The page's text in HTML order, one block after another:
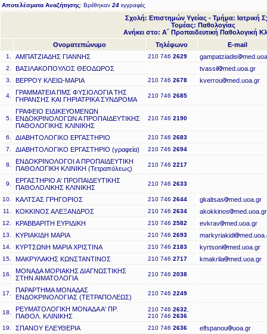
Αποτελέσματα Αναζήτησης: Βρέθηκαν 24 εγγραφές
Σχολή: Επιστημών Υγείας - Τμήμα: Ιατρική
Τομέας: Παθολογίας
Ανήκει στο: Α´ Προπαιδευτική Παθολογική
Ονοματεπώνυμο
Τηλέφωνο E-mail
1. ΑΜΠΑΤΖΙΑΔΗΣ ΓΙΑΝΝΗΣ 210 746 2629 gampatziadis
2. ΒΑΣΙΛΑΚΟΠΟΥΛΟΣ ΘΕΟΔΩΡΟΣ tvassil med.uoa.gr
3. ΒΕΡΡΟΥ ΚΛΕΙΩ-ΜΑΡΙΑ 210 746 2678 kverrou med.uoa.gr
4.
ΓΡΑΜΜΑΤΕΙΑ ΠΜΣ ΦΥΣΙΟΛΟΓΙΑ ΤΗΣ
ΓΗΡΑΝΣΗΣ ΚΑΙ ΓΗΡΙΑΤΡΙΚΑ ΣΥΝΔΡΟΜΑ
210 746 2685
5.
ΓΡΑΦΕΙΟ ΕΙΔΙΚΕΥΟΜΕΝΩΝ
ΕΝΔΟΚΡΙΝΟΛΟΓΩΝ Α ΠΡΟΠΑΙΔΕΥΤΙΚΗΣ
ΠΑΘΟΛΟΓΙΚΗΣ ΚΛΙΝΙΚΗΣ
210 746 2190
6. ΔΙΑΒΗΤΟΛΟΓΙΚΟ ΕΡΓΑΣΤΗΡΙΟ 210 746 2683
7.
ΔΙΑΒΗΤΟΛΟΓΙΚΟ ΕΡΓΑΣΤΗΡΙΟ (γραφεία) 210 746 2694
8.
ΕΝΔΟΚΡΙΝΟΛΟΓΟΙ Α ΠΡΟΠΑΙΔΕΥΤΙΚΗ
ΠΑΘΟΛΟΓΙΚΗ ΚΛΙΝΙΚΗ (Τετραπόλεως)
210 746 2217
9.
ΕΡΓΑΣΤΗΡΙΟ Α' ΠΡΟΠΑΙΔΕΥΤΙΚΗΣ
ΠΑΘΟΛΟΛΙΚΗΣ ΚΛΙΝΙΚΗΣ
210 746 2633
10. ΚΑΛΤΣΑΣ ΓΡΗΓΟΡΙΟΣ 210 746 2644 gkaltsas med.uoa.gr
11. ΚΟΚΚΙΝΟΣ ΑΛΕΞΑΝΔΡΟΣ 210 746 2634 akokkinos med.uoa.gr
12. ΚΡΑΒΒΑΡΙΤΗ ΕΥΡΙΔΙΚΗ 210 746 2582 evkrav med.uoa.gr
13. ΚΥΡΙΑΚΙΔΗ ΜΑΡΙΑ 210 746 2693 markyriakidi
14. ΚΥΡΤΣΩΝΗ ΜΑΡΙΑ ΧΡΙΣΤΙΝΑ 210 746 2183 kyrtsoni med.uoa.gr
15. ΜΑΚΡΥΛΑΚΗΣ ΚΩΝΣΤΑΝΤΙΝΟΣ 210 746 2717 kmakrila med.uoa.gr
16.
ΜΟΝΑΔΑ ΜΟΡΙΑΚΗΣ ΔΙΑΓΝΩΣΤΙΚΗΣ
ΣΤΗΝ ΑΙΜΑΤΟΛΟΓΙΑ
210 746 2038
17.
ΠΑΡΑΡΤΗΜΑ ΜΟΝΑΔΑΣ
ΕΝΔΟΚΡΙΝΟΛΟΓΙΑΣ (ΤΕΤΡΑΠΟΛΕΩΣ)
210 746 2249
18.
ΡΕΥΜΑΤΟΛΟΓΙΚΗ ΜΟΝΑΔΑ Α' ΠΡ.
ΠΑΘΟΛ. ΚΛΙΝΙΚΗΣ
210 746 2632
210 746 2636
19.
ΣΠΑΝΟΥ ΕΛΕΥΘΕΡΙΑ 210 746 2636 elfspanou uoa.gr